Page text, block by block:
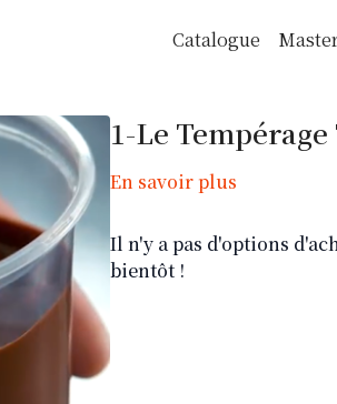
Catalogue
1-Le
En savoir plus
Il n'y a pas d'options
bientôt !